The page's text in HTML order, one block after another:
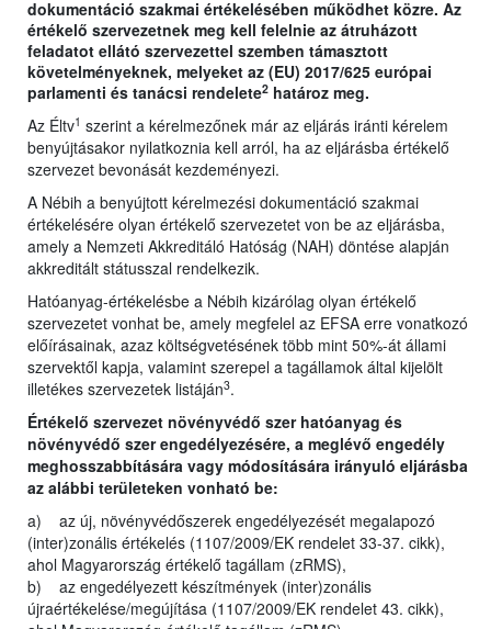
dokumentáció szakmai értékelésében működhet közre. Az
értékelő szervezetnek meg kell felelnie az átruházott
feladatot ellátó szervezettel szemben támasztott
követelményeknek, melyeket az (EU) 2017/625 európai
parlamenti és tanácsi rendelete2 határoz meg.
Az Éltv1 szerint a kérelmezőnek már az eljárás iránti kérelem
benyújtásakor nyilatkoznia kell arról, ha az eljárásba értékelő
szervezet bevonását kezdeményezi.
A Nébih a benyújtott kérelmezési dokumentáció szakmai
értékelésére olyan értékelő szervezetet von be az eljárásba,
amely a Nemzeti Akkreditáló Hatóság (NAH) döntése alapján
akkreditált státusszal rendelkezik.
Hatóanyag-értékelésbe a Nébih kizárólag olyan értékelő
szervezetet vonhat be, amely megfelel az EFSA erre vonatkozó
előírásainak, azaz költségvetésének több mint 50%-át állami
szervektől kapja, valamint szerepel a tagállamok által kijelölt
illetékes szervezetek listáján3.
Értékelő szervezet növényvédő szer hatóanyag és
növényvédő szer engedélyezésére, a meglévő engedély
meghosszabbítására vagy módosítására irányuló eljárásba
az alábbi területeken vonható be:
a) az új, növényvédőszerek engedélyezését megalapozó
(inter)zonális értékelés (1107/2009/EK rendelet 33-37. cikk),
ahol Magyarország értékelő tagállam (zRMS),
b) az engedélyezett készítmények (inter)zonális
újraértékelése/megújítása (1107/2009/EK rendelet 43. cikk),